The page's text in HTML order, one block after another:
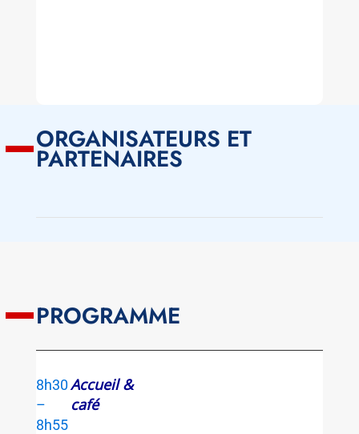
ORGANISATEURS ET
PARTENAIRES
PROGRAMME
8h30
–
8h55
Accueil &
café